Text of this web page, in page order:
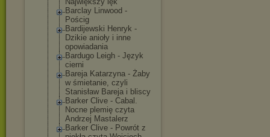
Barclay Linwood -
Pościg
Bardijewski Henryk -
Dzikie anioły i inne
opowiadania
Bardugo Leigh - Język
cierni
Bareja Katarzyna - Żaby
w śmietanie, czyli
Stanisław Bareja i bliscy
Barker Clive - Cabal.
Nocne plemię czyta
Andrzej Mastalerz
Barker Clive - Powrót z